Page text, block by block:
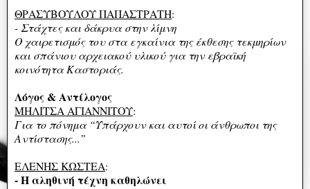
ΘΡΑΣΥΒΟΥΛΟΥ ΠΑΠΑΣΤΡΑΤΗ:
- Στάχτες και δάκρυα στην λίμνη
Ο χαιρετισμός του στα εγκαίνια της έκθεσης τεκμηρίων
και σπάνιου αρχειακού υλικού για την εβραϊκή
κοινότητα Καστοριάς.
Λόγος & Αντίλογος
ΜΗΛΙΤΣΑ ΑΓΙΑΝΝΙΤΟΥ:
Για το πόνημα “Υπάρχουν και αυτοί οι άνθρωποι της
Αντίστασης...”
ΕΛΕΝΗΣ ΚΩΣΤΕΑ:
- Η αληθινή τέχνη καθηλώνει